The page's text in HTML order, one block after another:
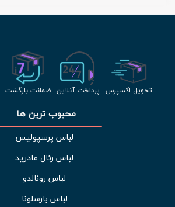
تحویل اکسپرس پرداخت آنلاین ضمانت بازگشت
محبوب ترین ها
لباس پرسپولیس
لباس رئال مادرید
لباس رونالدو
لباس بارسلونا